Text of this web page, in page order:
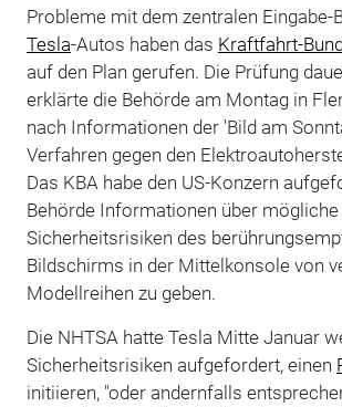
Probleme mit dem zentralen Eingabe-
Tesla-Autos haben das Kraftfahrt-
auf den Plan gerufen. Die Prüfung
erklärte die Behörde am Montag in
nach Informationen der 'Bild am
Verfahren gegen den
Das KBA habe den US-Konzern
Behörde Informationen über mögliche
Sicherheitsrisiken des
Bildschirms in der Mittelkonsole von
Modellreihen zu geben.
Die NHTSA hatte Tesla Mitte Januar
Sicherheitsrisiken aufgefordert, einen
initiieren, "oder andernfalls